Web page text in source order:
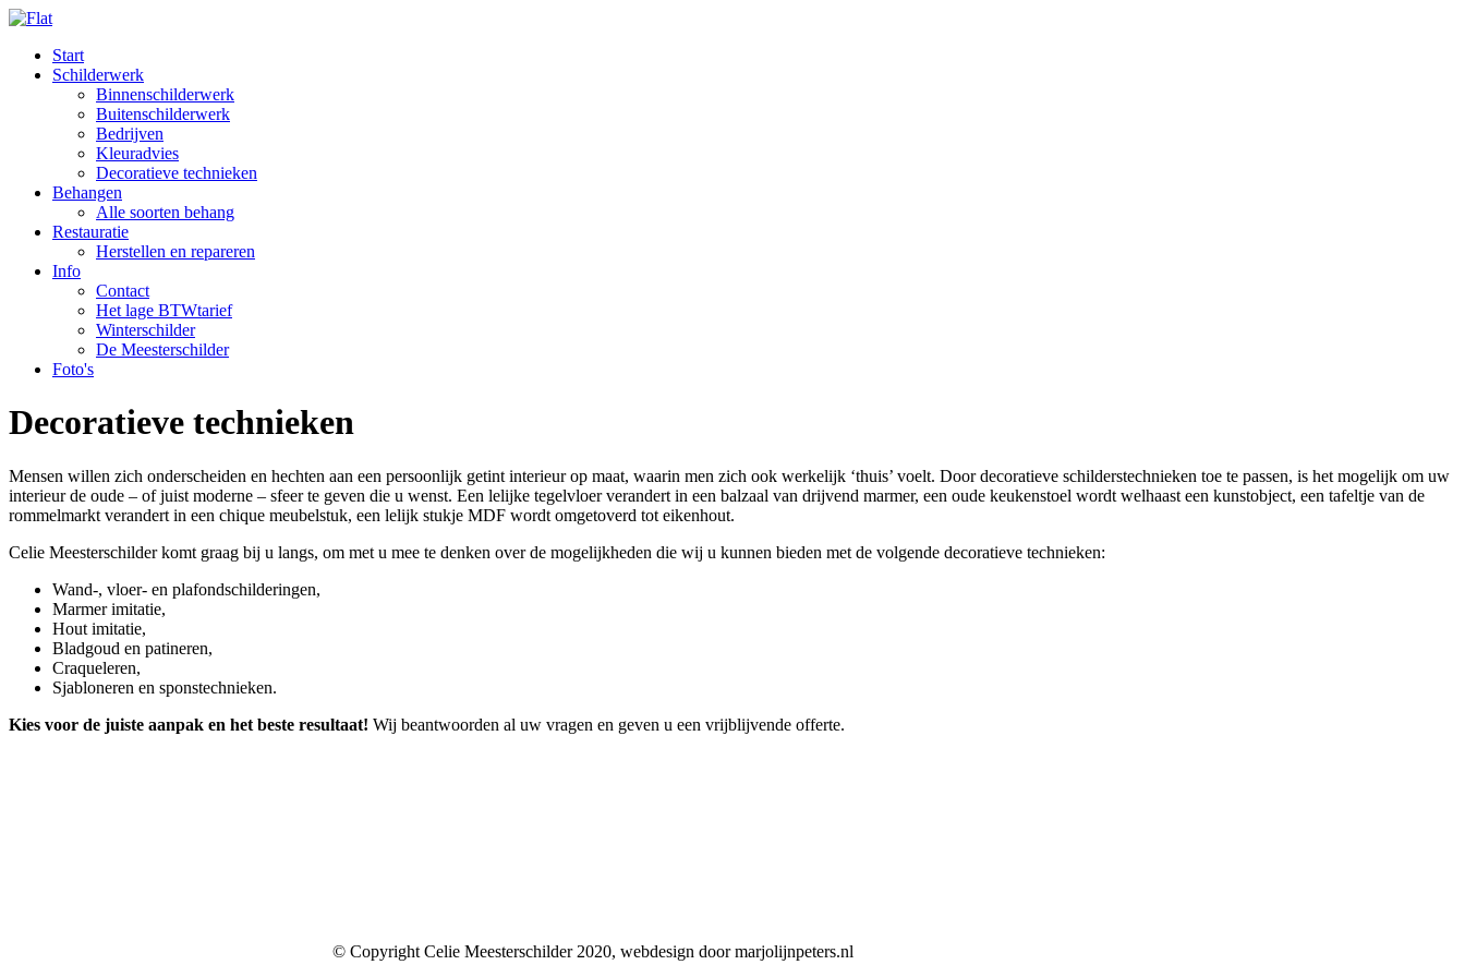
Start
Schilderwerk
Binnenschilderwerk
Buitenschilderwerk
Bedrijven
Kleuradvies
Decoratieve technieken
Behangen
Alle soorten behang
Restauratie
Herstellen en repareren
Info
Contact
Het lage BTWtarief
Winterschilder
De Meesterschilder
Foto's
Decoratieve technieken
Mensen willen zich onderscheiden en hechten aan een persoonlijk getint interieur op maat, waarin men zich ook werkelijk ‘thuis’ voelt. Door decoratieve schilderstechnieken toe te passen, is het mogelijk om uw
interieur de oude – of juist moderne – sfeer te geven die u wenst. Een lelijke tegelvloer verandert in een balzaal van drijvend marmer, een oude keukenstoel wordt welhaast een kunstobject, een tafeltje van de
rommelmarkt verandert in een chique meubelstuk, een lelijk stukje MDF wordt omgetoverd tot eikenhout.
Celie Meesterschilder komt graag bij u langs, om met u mee te denken over de mogelijkheden die wij u kunnen bieden met de volgende decoratieve technieken:
Wand-, vloer- en plafondschilderingen,
Marmer imitatie,
Hout imitatie,
Bladgoud en patineren,
Craqueleren,
Sjabloneren en sponstechnieken.
Kies voor de juiste aanpak en het beste resultaat! Wij beantwoorden al uw vragen en geven u een vrijblijvende offerte.
© Copyright Celie Meesterschilder 2020, webdesign door marjolijnpeters.nl